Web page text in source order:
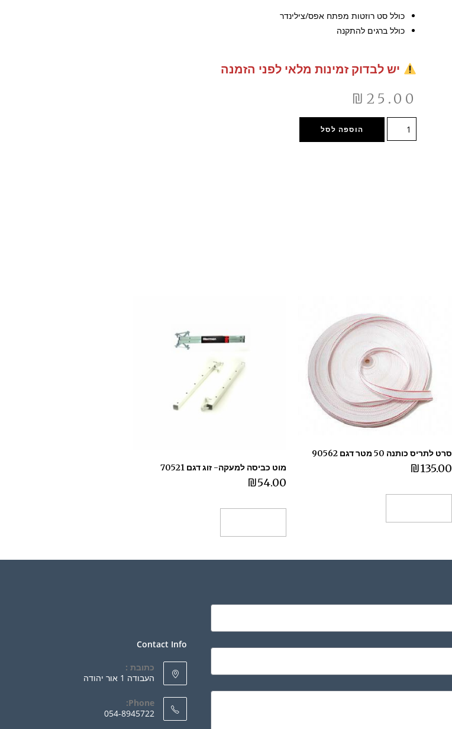
כולל סט רוזטות מפתח אפס/צילינדר
כולל ברגים להתקנה
יש לבדוק זמינות מלאי לפני הזמנה
₪ 25.00
הוספה לסל
סרט לתריס כותנה 50 מטר דגם 90562
₪135.00 מוט כביסה למעקה- זוג דגם 70521
₪54.00
Contact Info
כתובת :
העבודה 1 אור יהודה
Phone:
054-8945722